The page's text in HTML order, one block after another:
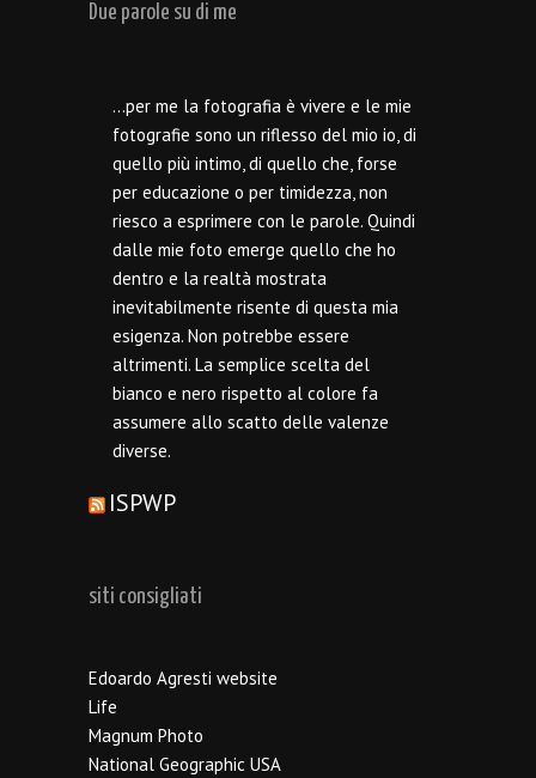
Due parole su di me
…per me la fotografia è vivere e le mie
fotografie sono un riflesso del mio io, di
quello più intimo, di quello che, forse
per educazione o per timidezza, non
riesco a esprimere con le parole. Quindi
dalle mie foto emerge quello che ho
dentro e la realtà mostrata
inevitabilmente risente di questa mia
esigenza. Non potrebbe essere
altrimenti. La semplice scelta del
bianco e nero rispetto al colore fa
assumere allo scatto delle valenze
diverse.
ISPWP
siti consigliati
Edoardo Agresti website
Life
Magnum Photo
National Geographic USA